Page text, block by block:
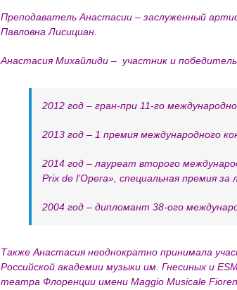
Преподаватель Анастасии – заслуженный
Павловна Лисициан.
Анастасия Михайлиди – участник и
2012 год – гран-при 11-го
2013 год – 1 премия международного
2014 год – лауреат второго
Prix de l’Opera», специальная премия
2004 год – дипломант 38-ого
Также Анастасия неоднократно принимала
Российской академии музыки им. Гнесиных и
театра Флоренции имени Maggio Musicale